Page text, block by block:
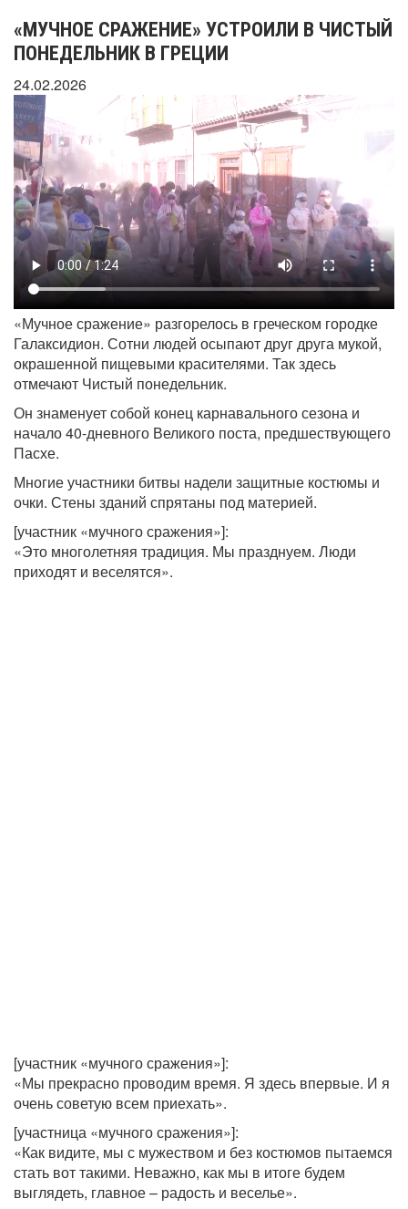
«МУЧНОЕ СРАЖЕНИЕ» УСТРОИЛИ В ЧИСТЫЙ
ПОНЕДЕЛЬНИК В ГРЕЦИИ
24.02.2026
«Мучное сражение» разгорелось в греческом городке
Галаксидион. Сотни людей осыпают друг друга мукой,
окрашенной пищевыми красителями. Так здесь
отмечают Чистый понедельник.
Он знаменует собой конец карнавального сезона и
начало 40-дневного Великого поста, предшествующего
Пасхе.
Многие участники битвы надели защитные костюмы и
очки. Стены зданий спрятаны под материей.
[участник «мучного сражения»]:
«Это многолетняя традиция. Мы празднуем. Люди
приходят и веселятся».
[участник «мучного сражения»]:
«Мы прекрасно проводим время. Я здесь впервые. И я
очень советую всем приехать».
[участница «мучного сражения»]:
«Как видите, мы с мужеством и без костюмов пытаемся
стать вот такими. Неважно, как мы в итоге будем
выглядеть, главное – радость и веселье».